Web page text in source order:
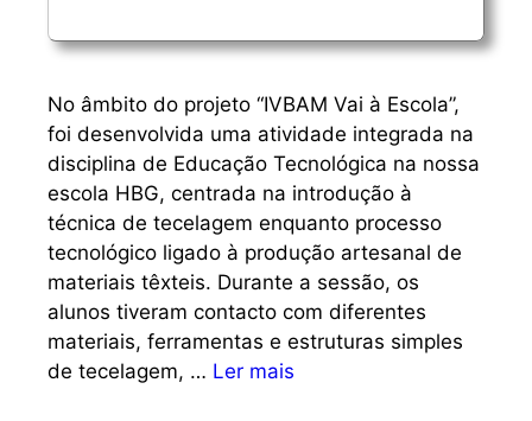
No âmbito do projeto “IVBAM Vai à Escola”,
foi desenvolvida uma atividade integrada na
disciplina de Educação Tecnológica na nossa
escola HBG, centrada na introdução à
técnica de tecelagem enquanto processo
tecnológico ligado à produção artesanal de
materiais têxteis. Durante a sessão, os
alunos tiveram contacto com diferentes
materiais, ferramentas e estruturas simples
de tecelagem, … Ler mais